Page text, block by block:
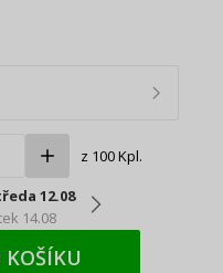
z 100 Kpl.
12.08
14.08
KOŠÍKU